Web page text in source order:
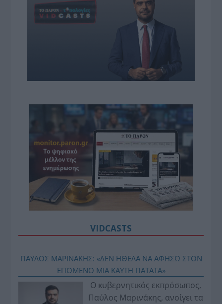
VIDCASTS
ΠΑΥΛΟΣ ΜΑΡΙΝΑΚΗΣ: «ΔΕΝ ΗΘΕΛΑ ΝΑ ΑΦΗΣΩ ΣΤΟΝ
ΕΠΟΜΕΝΟ ΜΙΑ ΚΑΥΤΗ ΠΑΤΑΤΑ»
Ο κυβερνητικός εκπρόσωπος,
Παύλος Μαρινάκης, ανοίγει τα